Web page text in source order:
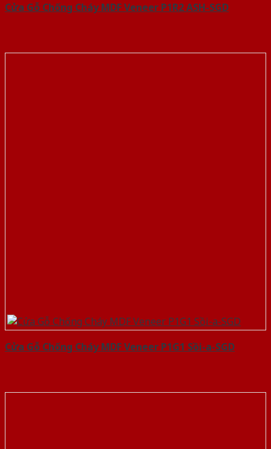
Cửa Gỗ Chống Cháy MDF Veneer P1R2 ASH-SGD
Cửa Gỗ Chống Cháy MDF Veneer P1G1 Sồi-a-SGD